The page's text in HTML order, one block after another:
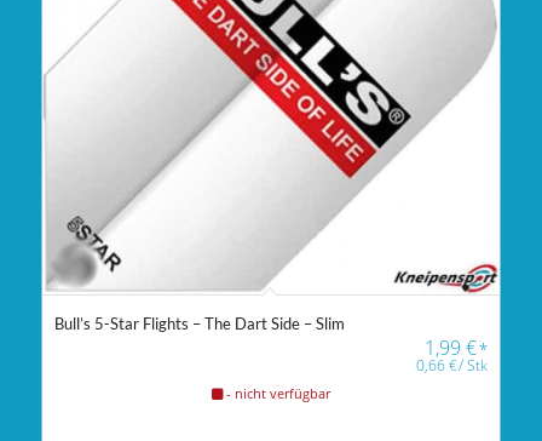
Bull’s 5-Star Flights – The Dart Side – Slim
1,99€*
0,66€/Stk
- nicht verfügbar